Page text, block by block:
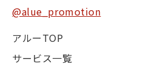
@alue_promotion
アルーTOP
サービス一覧